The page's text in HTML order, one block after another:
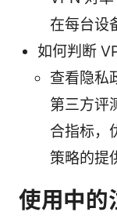
在每台设
如何判断
查看隐私
第三方评
合指标，
策略的提
使用中的